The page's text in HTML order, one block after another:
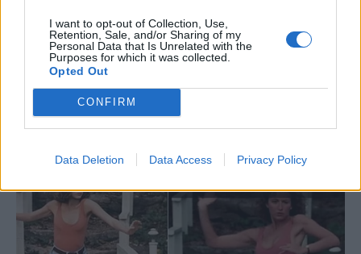
I want to opt-out of Collection, Use,
Retention, Sale, and/or Sharing of my
Personal Data that Is Unrelated with the
Purposes for which it was collected.
Opted Out
CONFIRM
Data Deletion Data Access Privacy Policy